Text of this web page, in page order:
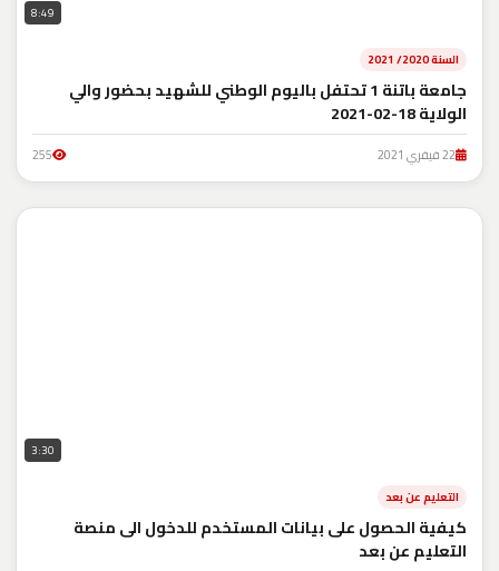
8:49
السنة 2020/ 2021
جامعة باتنة 1 تحتفل باليوم الوطني للشهيد بحضور والي
الولاية 18-02-2021
22 فيفري 2021 255
3:30
التعليم عن بعد
كيفية الحصول على بيانات المستخدم للدخول الى منصة
التعليم عن بعد